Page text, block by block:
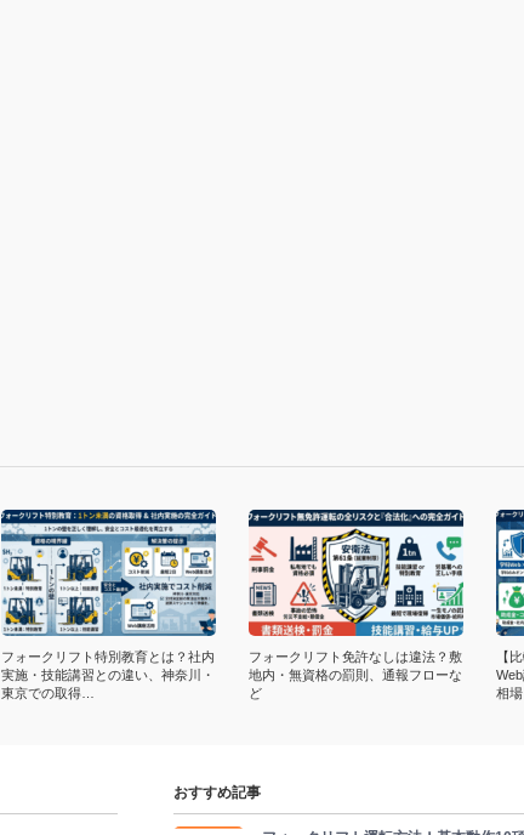
フォークリフト特別教育とは？社内
実施・技能講習との違い、神奈川・
東京での取得…
フォークリフト免許なしは違法？敷
地内・無資格の罰則、通報フローな
ど
【
相
おすすめ記事